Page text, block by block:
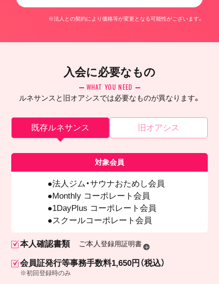
※法人との契約により価格等が変更となる可能性がございます。
入会に必要なもの
WHAT YOU NEED
ルネサンスと旧オアシスでは必要なものが異なります。
既存ルネサンス 旧オアシス
対象会員
法人ジム・サウナおためし会員
Monthly コーポレート会員
1DayPlus コーポレート会員
スクールコーポレート会員
本人確認書類 ご本人登録用証明書
会員証発行等事務手数料1,650円（税込）
※初回登録時のみ